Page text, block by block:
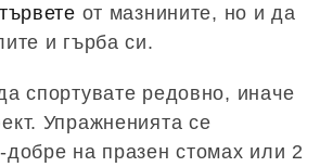
от мазнините, но и да
и гърба си.
спортувате редовно, иначе
Упражненията се
добре на празен стомах или 2